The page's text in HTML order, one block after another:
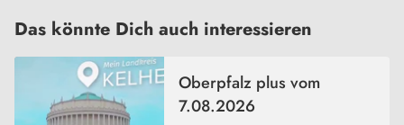
Das könnte Dich auch interessieren
Oberpfalz plus vom
7.08.2026